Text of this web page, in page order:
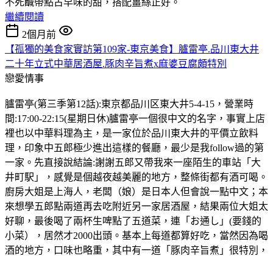
繼續閱讀
2個月前
【孤獨的美食家實訪第109家-東京美食】臚雷亭.品川東大井
二十年立式中華居酒屋.豚肉辛旨煮x麻婆豆腐頗特別
戀愛情事
臚雷亭(第三季第12話):東京都品川区東大井5-4-15，營業時
間:17:00-22:15(星期日休)臚雷亭一個很中文的名字，事實上店
裡也以中華料理為主，是一家位於品川東大井的平價立飲料
理，印象中五郎極少進出這樣的餐廳，最少是我follow過的第
一家。先直接說結論:謝謝五郎又帶我來一座陌生的車站「大
井町駅」，感覺是個越夜越美麗的地方，整條街都有酒可喝。
廚房大姐是上海人，老闆（娘）是日本人但會說一點中文；本
來想學五郎點兩道再去吃附近另一家居酒屋，結果兩位大姐太
好聊，最後喝了兩杯生啤點了五道菜，連「お通し」(要錢的
小菜），居然才2000出頭。基本上每道都算好吃，當然因為喝
酒的地方，口味也略重，其中有一道「豚肉辛旨煮」很特別，